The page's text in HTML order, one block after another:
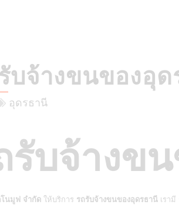
บจ้างขนของอุด
อุดรธานี
รับจ้างข
นมูฟ จำกัด ให้บริการ รถรับจ้างขนของอุดรธานี เรามี